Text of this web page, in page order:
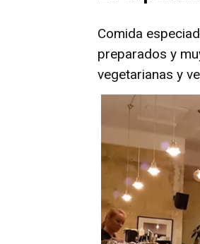
Comida
preparados y
vegetarianas y